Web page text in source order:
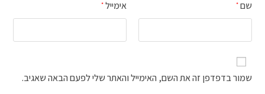
שם* אימייל *
שמור בדפדפן זה את השם, האימייל והאתר שלי לפעם הבאה שאגיב.